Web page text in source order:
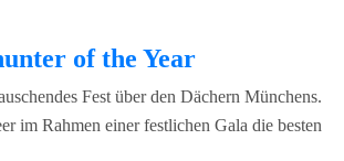
of the Year
Fest über den Dächern Münchens.
im Rahmen einer festlichen Gala die besten